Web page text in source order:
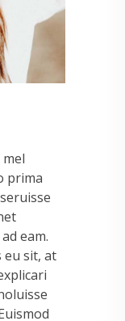
prima
eam.
eu sit, at